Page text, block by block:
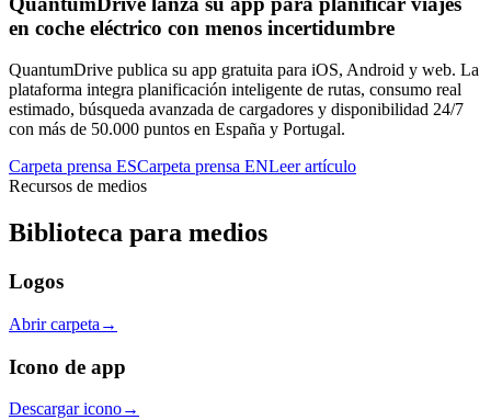
en coche eléctrico con menos incertidumbre
QuantumDrive publica su app gratuita para iOS, Android y web. La
plataforma integra planificación inteligente de rutas, consumo real
estimado, búsqueda avanzada de cargadores y disponibilidad 24/7
con más de 50.000 puntos en España y Portugal.
Carpeta prensa ESCarpeta prensa ENLeer artículo
Recursos de medios
Biblioteca para medios
Logos
Abrir carpeta →
Icono de app
Descargar icono→